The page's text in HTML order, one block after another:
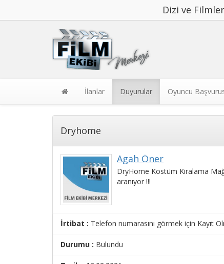
Dizi ve
İlanlar Duyurular Oyuncu
Dryhome
Agah Öner
DryHome Kostüm Kiralama
aranıyor !!!
İrtibat : Telefon numarasını görmek için Kayıt
Durumu : Bulundu